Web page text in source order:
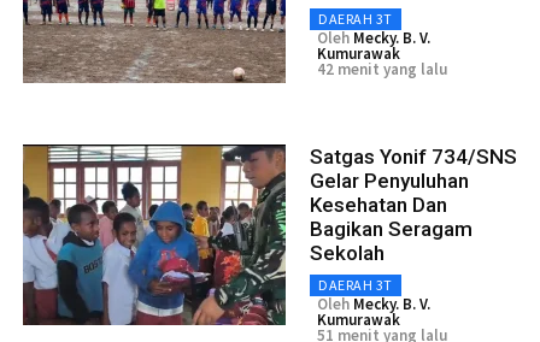
DAERAH 3T
Oleh Mecky. B. V.
Kumurawak
42 menit yang lalu
Satgas Yonif 734/SNS
Gelar Penyuluhan
Kesehatan Dan
Bagikan Seragam
Sekolah
DAERAH 3T
Oleh Mecky. B. V.
Kumurawak
51 menit yang lalu